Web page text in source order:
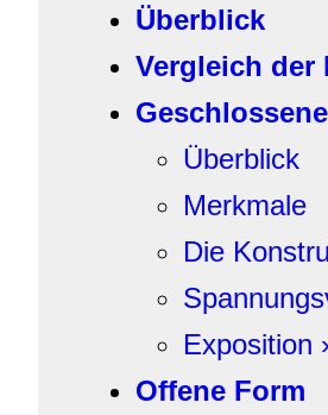
Überblick
Vergleich der
Überblick
Merkmale
Die
Exposition
Offene Form